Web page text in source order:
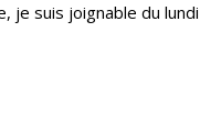
je suis joignable du lundi